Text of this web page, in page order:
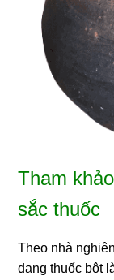
Tham
sắc thuốc
Theo nhà
dạng thuốc bột